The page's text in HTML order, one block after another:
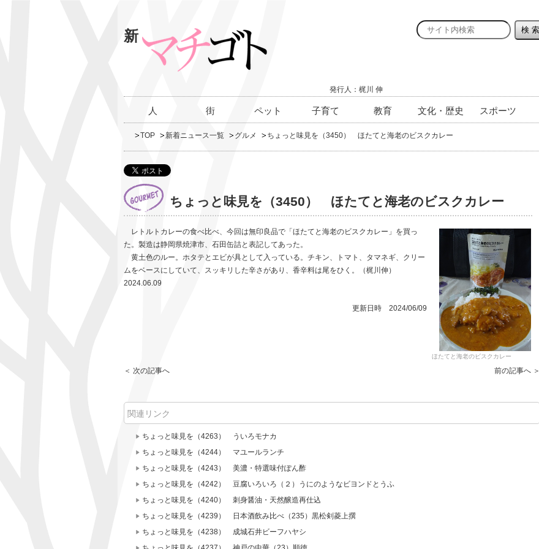
新
発行人：梶川 伸
人 街 ペット 子育て 教育 文化・歴史 スポーツ
TOP 新着ニュース一覧 グルメ ちょっと味見を（3450） ほたてと海老のビスクカレー
ちょっと味見を（3450） ほたてと海老のビスクカレー
ほたてと海老のビスクカレー
レトルトカレーの食べ比べ、今回は無印良品で「ほたてと海老のビスクカレー」を買っ
た。製造は静岡県焼津市、石田缶詰と表記してあった。
黄土色のルー。ホタテとエビが具として入っている。チキン、トマト、タマネギ、クリー
ムをベースにしていて、スッキリした辛さがあり、香辛料は尾をひく。（梶川伸）
2024.06.09
更新日時 2024/06/09
前の記事へ ＞
＜ 次の記事へ
関連リンク
ちょっと味見を（4263） ういろモナカ
ちょっと味見を（4244） マユールランチ
ちょっと味見を（4243） 美濃・特選味付ぽん酢
ちょっと味見を（4242） 豆腐いろいろ（２）うにのようなビヨンドとうふ
ちょっと味見を（4240） 刺身醤油・天然醸造再仕込
ちょっと味見を（4239） 日本酒飲み比べ（235）黒松剣菱上撰
ちょっと味見を（4238） 成城石井ビーフハヤシ